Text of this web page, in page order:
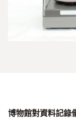
博物館對資料記錄